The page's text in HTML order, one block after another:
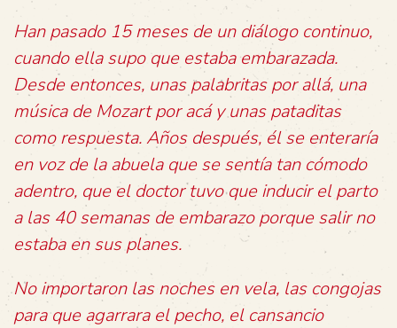
Han pasado 15 meses de un diálogo continuo,
cuando ella supo que estaba embarazada.
Desde entonces, unas palabritas por allá, una
música de Mozart por acá y unas pataditas
como respuesta. Años después, él se enteraría
en voz de la abuela que se sentía tan cómodo
adentro, que el doctor tuvo que inducir el parto
a las 40 semanas de embarazo porque salir no
estaba en sus planes.
No importaron las noches en vela, las congojas
para que agarrara el pecho, el cansancio